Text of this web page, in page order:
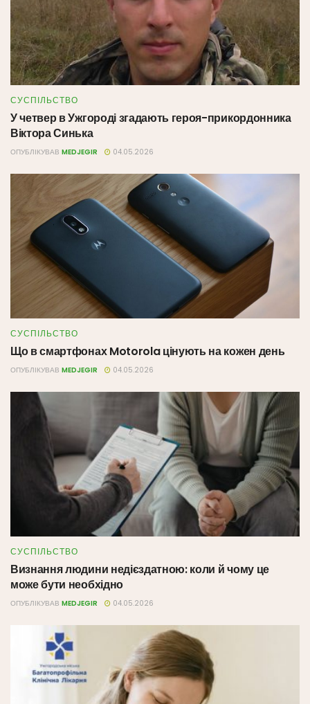
СУСПІЛЬСТВО
У четвер в Ужгороді згадають героя-прикордонника
Віктора Синька
ОПУБЛІКУВАВ MEDJEGIR 04.05.2026
СУСПІЛЬСТВО
Що в смартфонах Motorola цінують на кожен день
ОПУБЛІКУВАВ MEDJEGIR 04.05.2026
СУСПІЛЬСТВО
Визнання людини недієздатною: коли й чому це
може бути необхідно
ОПУБЛІКУВАВ MEDJEGIR 04.05.2026